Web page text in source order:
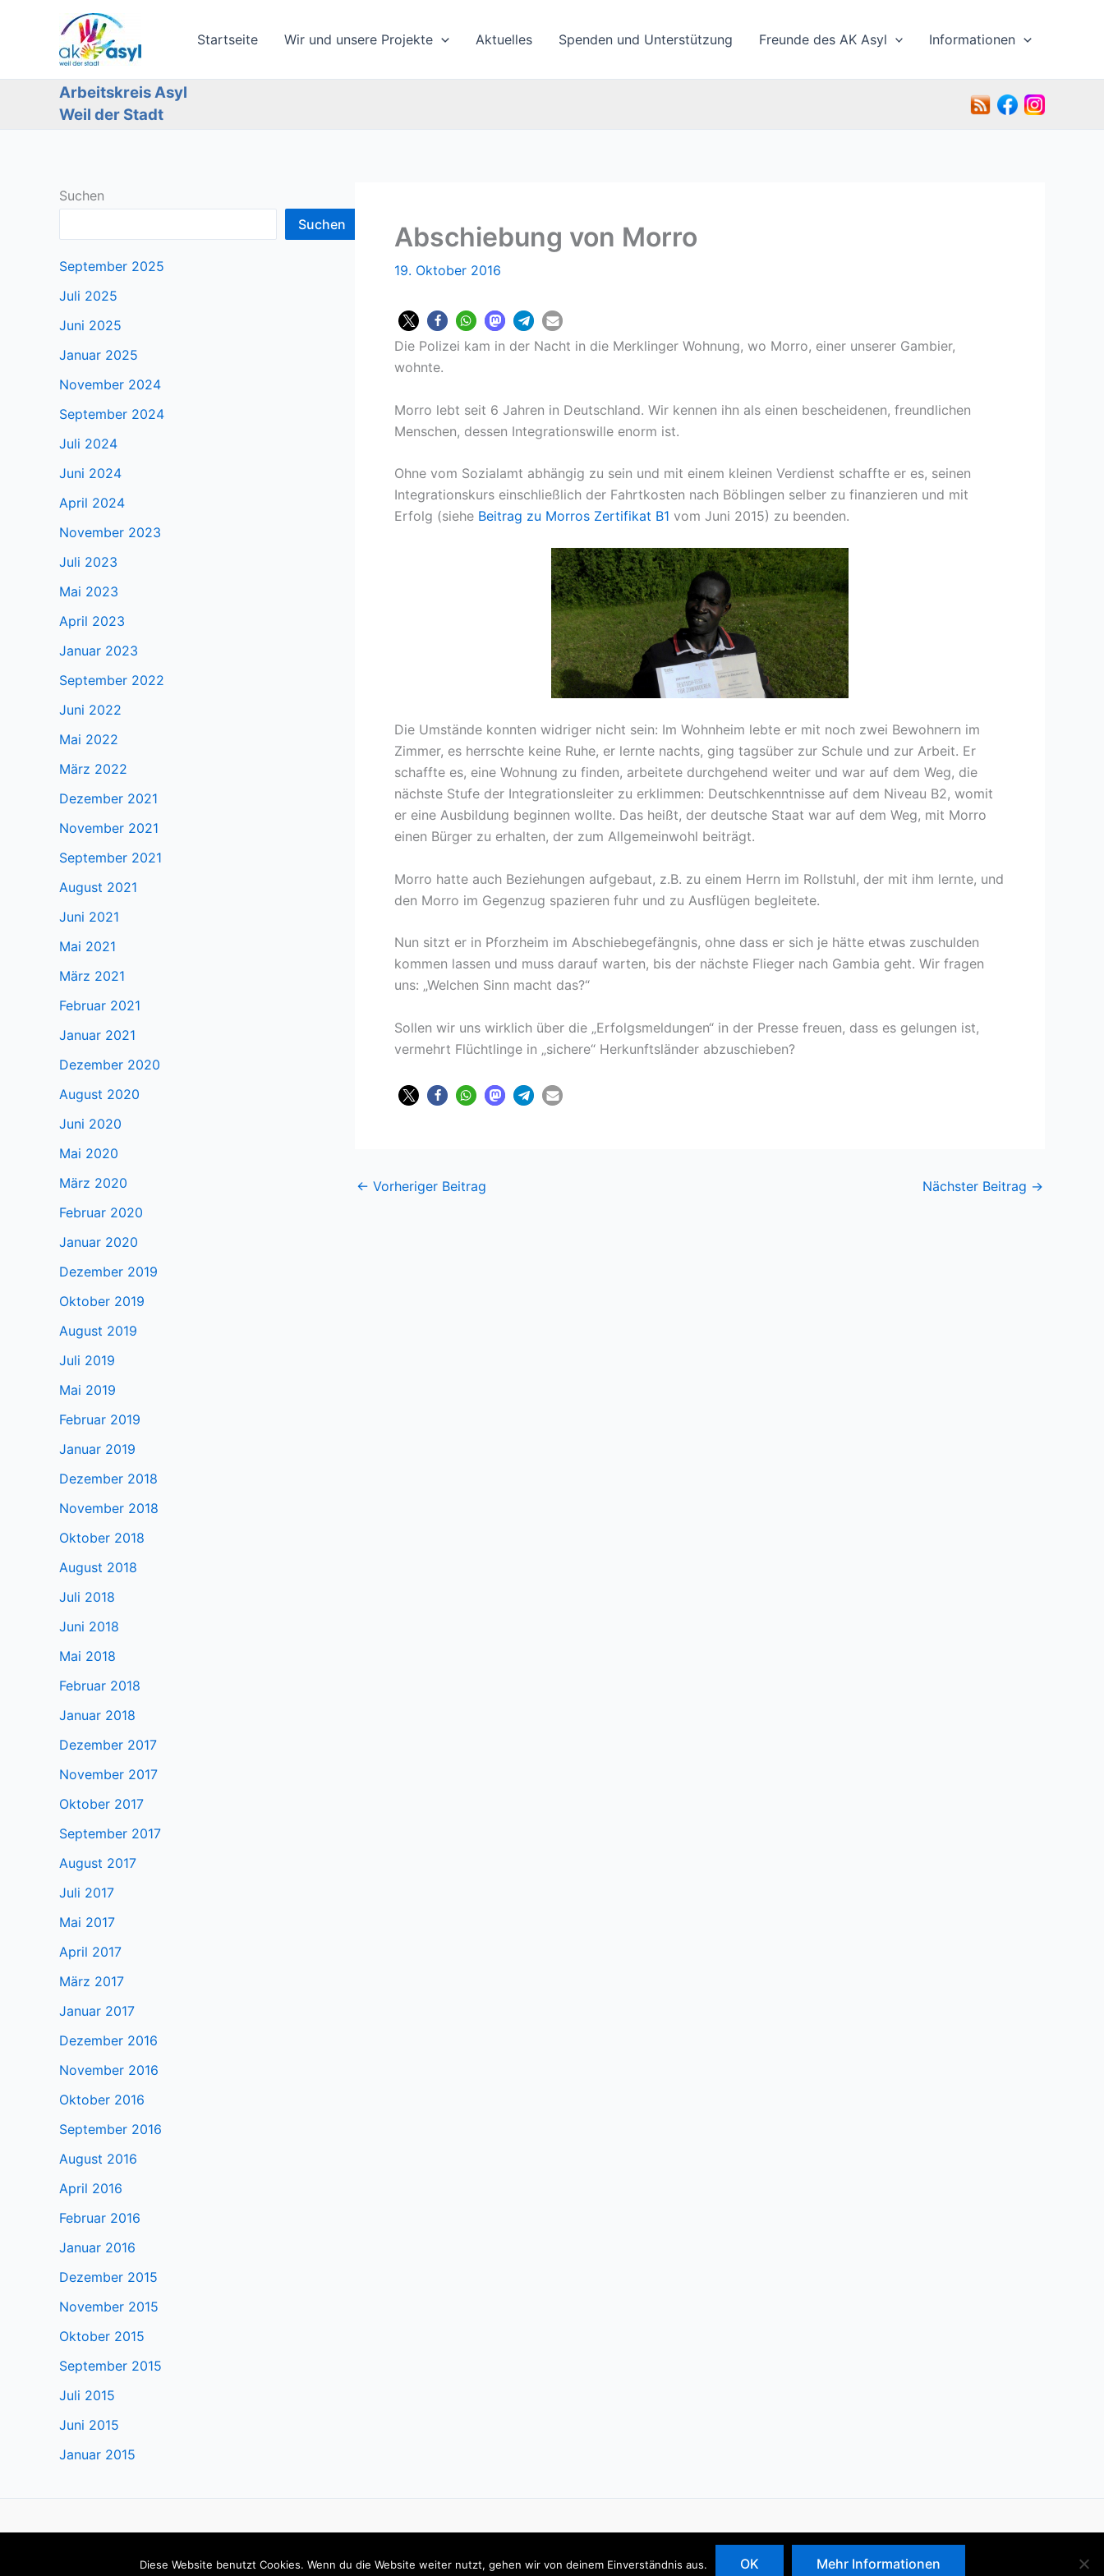
Startseite Wir und unsere Projekte Aktuelles Spenden und Unterstützung Freunde des AK Asyl Informationen
Arbeitskreis Asyl
Weil der Stadt
Suchen
Suchen
September 2025
Juli 2025
Juni 2025
Januar 2025
November 2024
September 2024
Juli 2024
Juni 2024
April 2024
November 2023
Juli 2023
Mai 2023
April 2023
Januar 2023
September 2022
Juni 2022
Mai 2022
März 2022
Dezember 2021
November 2021
September 2021
August 2021
Juni 2021
Mai 2021
März 2021
Februar 2021
Januar 2021
Dezember 2020
August 2020
Juni 2020
Mai 2020
März 2020
Februar 2020
Januar 2020
Dezember 2019
Oktober 2019
August 2019
Juli 2019
Mai 2019
Februar 2019
Januar 2019
Dezember 2018
November 2018
Oktober 2018
August 2018
Juli 2018
Juni 2018
Mai 2018
Februar 2018
Januar 2018
Dezember 2017
November 2017
Oktober 2017
September 2017
August 2017
Juli 2017
Mai 2017
April 2017
März 2017
Januar 2017
Dezember 2016
November 2016
Oktober 2016
September 2016
August 2016
April 2016
Februar 2016
Januar 2016
Dezember 2015
November 2015
Oktober 2015
September 2015
Juli 2015
Juni 2015
Januar 2015
Abschiebung von Morro
19. Oktober 2016
Die Polizei kam in der Nacht in die Merklinger Wohnung, wo Morro, einer unserer Gambier,
wohnte.
Morro lebt seit 6 Jahren in Deutschland. Wir kennen ihn als einen bescheidenen, freundlichen
Menschen, dessen Integrationswille enorm ist.
Ohne vom Sozialamt abhängig zu sein und mit einem kleinen Verdienst schaffte er es, seinen
Integrationskurs einschließlich der Fahrtkosten nach Böblingen selber zu finanzieren und mit
Erfolg (siehe Beitrag zu Morros Zertifikat B1 vom Juni 2015) zu beenden.
Die Umstände konnten widriger nicht sein: Im Wohnheim lebte er mit noch zwei Bewohnern im
Zimmer, es herrschte keine Ruhe, er lernte nachts, ging tagsüber zur Schule und zur Arbeit. Er
schaffte es, eine Wohnung zu finden, arbeitete durchgehend weiter und war auf dem Weg, die
nächste Stufe der Integrationsleiter zu erklimmen: Deutschkenntnisse auf dem Niveau B2, womit
er eine Ausbildung beginnen wollte. Das heißt, der deutsche Staat war auf dem Weg, mit Morro
einen Bürger zu erhalten, der zum Allgemeinwohl beiträgt.
Morro hatte auch Beziehungen aufgebaut, z.B. zu einem Herrn im Rollstuhl, der mit ihm lernte, und
den Morro im Gegenzug spazieren fuhr und zu Ausflügen begleitete.
Nun sitzt er in Pforzheim im Abschiebegefängnis, ohne dass er sich je hätte etwas zuschulden
kommen lassen und muss darauf warten, bis der nächste Flieger nach Gambia geht. Wir fragen
uns: „Welchen Sinn macht das?“
Sollen wir uns wirklich über die „Erfolgsmeldungen“ in der Presse freuen, dass es gelungen ist,
vermehrt Flüchtlinge in „sichere“ Herkunftsländer abzuschieben?
← Vorheriger Beitrag Nächster Beitrag →
Copyright © 2026 AK Asyl
Diese Website benutzt Cookies. Wenn du die Website weiter nutzt, gehen wir von deinem Einverständnis aus. OK Mehr Informationen